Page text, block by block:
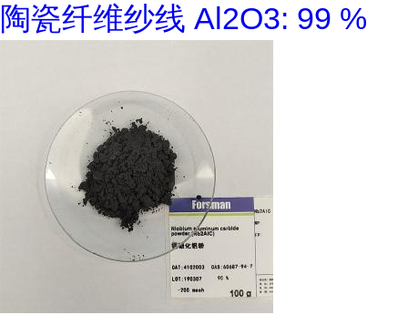
陶瓷纤维纱线 Al2O3: 99 %